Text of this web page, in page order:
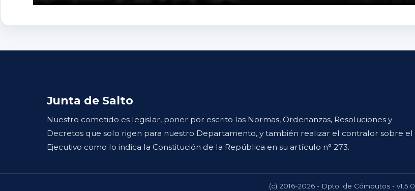
Junta de Salto
Nuestro cometido es legislar, poner por escrito las Normas, Ordenanzas, Resoluciones y
Decretos que solo rigen para nuestro Departamento, y también realizar el contralor sobre el
Ejecutivo como lo indica la Constitución de la República en su artículo n° 273.
(c) 2016-2026 - Dpto. de Cómputos - v1.5.0